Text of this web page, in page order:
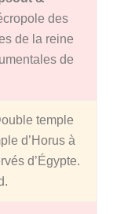
des
de la reine
de
temple
d’Horus à
d’Égypte.